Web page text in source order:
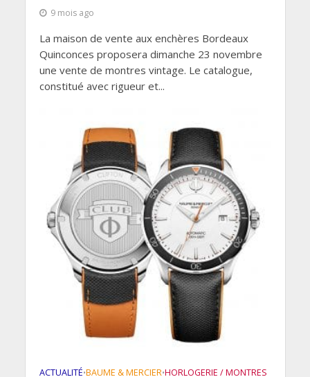
9 mois ago
La maison de vente aux enchères Bordeaux
Quinconces proposera dimanche 23 novembre
une vente de montres vintage. Le catalogue,
constitué avec rigueur et...
ACTUALITÉ•BAUME & MERCIER•HORLOGERIE / MONTRES